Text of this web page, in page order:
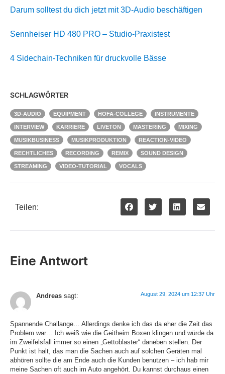
Darum solltest du dich jetzt mit 3D-Audio beschäftigen
Sennheiser HD 480 PRO – Studio-Praxistest
4 Sidechain-Techniken für druckvolle Bässe
SCHLAGWÖRTER
3D-AUDIO EQUIPMENT HOFA-COLLEGE INSTRUMENTE
INTERVIEW KARRIERE LIVETON MASTERING MIXING
MUSIKBUSINESS MUSIKPRODUKTION REACTION-VIDEO
RECHTLICHES RECORDING REMIX SOUND DESIGN
STREAMING VIDEO-TUTORIAL VOCALS
Teilen:
Eine Antwort
Andreas sagt: August 29, 2024 um 12:37 Uhr
Spannende Challange… Allerdings denke ich das da eher die Zeit das
Problem war… Ich weiß wie die Geitheim Boxen klingen und würde da
im Zweifelsfall immer so einen „Gettoblaster“ daneben stellen. Der
Punkt ist halt, das man die Sachen auch auf solchen Geräten mal
abhören sollte die am Ende auch die Kunden benutzen – ich hab mir
meine Sachen oft auch im Auto angehört. Du kannst durchaus einen